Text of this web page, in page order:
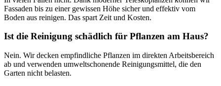
Fassaden bis zu einer gewissen Höhe sicher und effektiv vom
Boden aus reinigen. Das spart Zeit und Kosten.
Ist die Reinigung schädlich für Pflanzen am Haus?
Nein. Wir decken empfindliche Pflanzen im direkten Arbeitsbereich
ab und verwenden umweltschonende Reinigungsmittel, die den
Garten nicht belasten.